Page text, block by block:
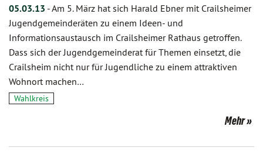
05.03.13 -Am 5. März hat sich Harald Ebner mit Crailsheimer
Jugendgemeinderäten zu einem Ideen- und
Informationsaustausch im Crailsheimer Rathaus getroffen.
Dass sich der Jugendgemeinderat für Themen einsetzt, die
Crailsheim nicht nur für Jugendliche zu einem attraktiven
Wohnort machen…
Wahlkreis
Mehr